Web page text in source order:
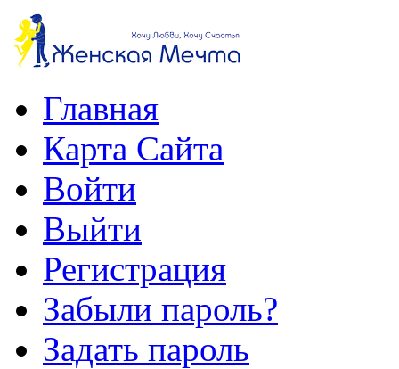
Главная
Карта Сайта
Войти
Выйти
Регистрация
Забыли пароль?
Задать пароль